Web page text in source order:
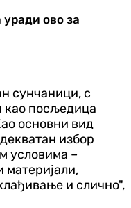
ово за
сунчаници, с
као посљедица
основни вид
избор
условима –
материјали,
и слично",